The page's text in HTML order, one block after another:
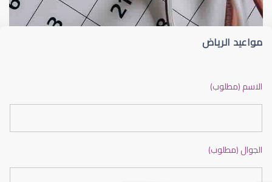
مواعيد الرياض
الاسم (مطلوب)
الجوال (مطلوب)